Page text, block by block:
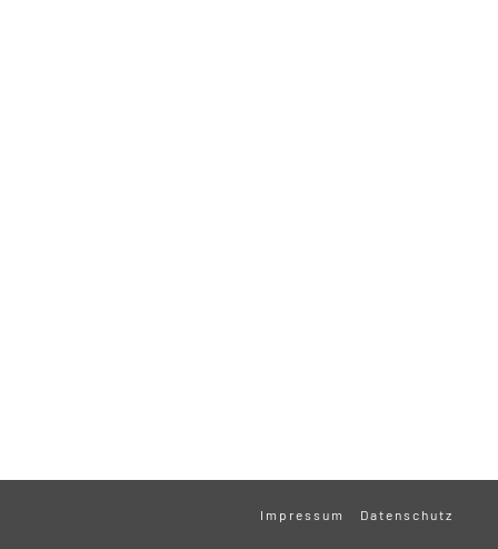
Impressum Datenschutz